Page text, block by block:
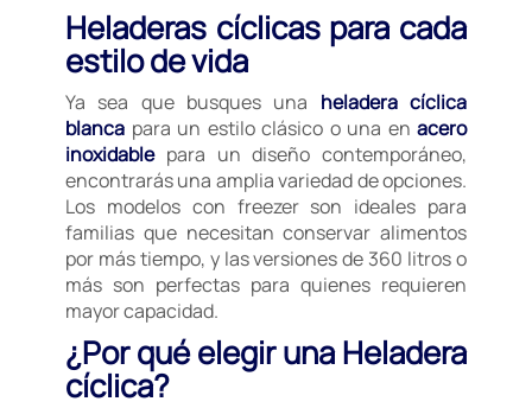
Heladeras cíclicas para cada
estilo de vida
Ya sea que busques una heladera cíclica
blanca para un estilo clásico o una en acero
inoxidablepara un diseño contemporáneo,
encontrarás una amplia variedad de opciones.
Los modelos con freezer son ideales para
familias que necesitan conservar alimentos
por más tiempo, y las versiones de 360 litros o
más son perfectas para quienes requieren
mayor capacidad.
¿Por qué elegir una Heladera
cíclica?